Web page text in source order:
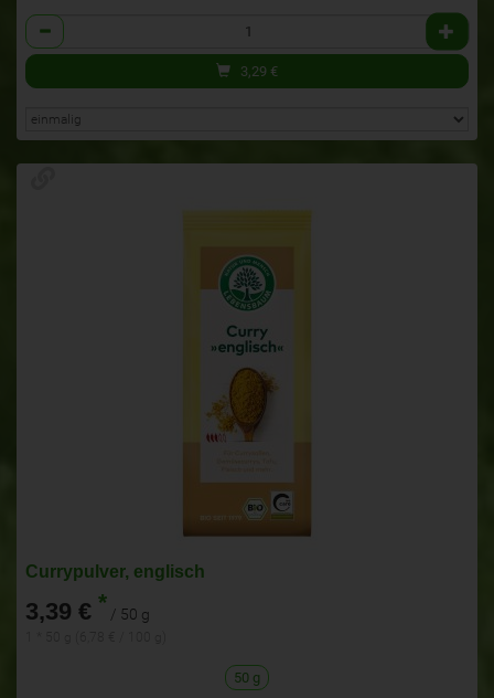
Anzahl
3,29 €
Currypulver, englisch
3,39 € * / 50 g
50 g